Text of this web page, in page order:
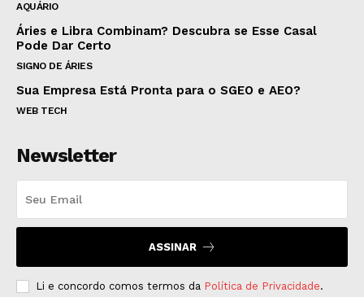
AQUÁRIO
Áries e Libra Combinam? Descubra se Esse Casal
Pode Dar Certo
SIGNO DE ÁRIES
Sua Empresa Está Pronta para o SGEO e AEO?
WEB TECH
Newsletter
ASSINAR
Li e concordo comos termos da Política de Privacidade.